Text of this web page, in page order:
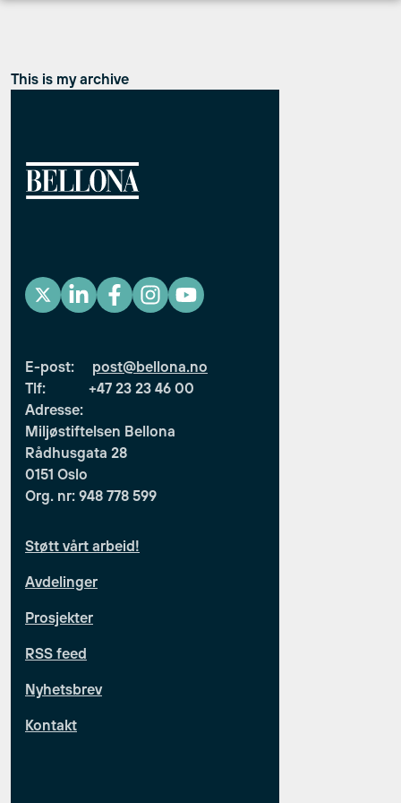
This is my archive
E-post: post@bellona.no
Tlf: +47 23 23 46 00
Adresse:
Miljøstiftelsen Bellona
Rådhusgata 28
0151 Oslo
Org. nr: 948 778 599
Støtt vårt arbeid!
Avdelinger
Prosjekter
RSS feed
Nyhetsbrev
Kontakt